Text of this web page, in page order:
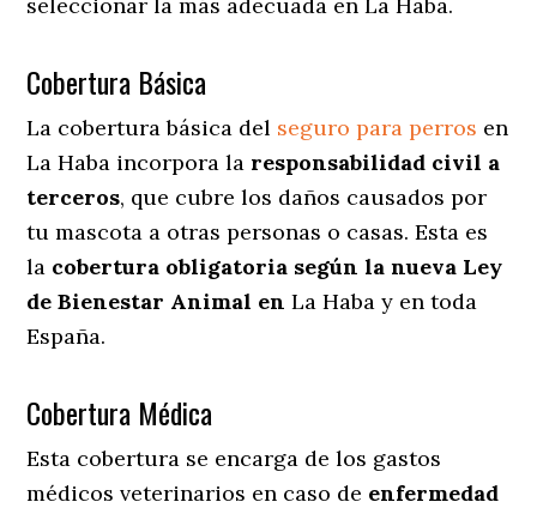
Cobertura Básica
La cobertura básica del seguro para perros en
La Haba incorpora la responsabilidad civil a
terceros, que cubre los daños causados por
tu mascota a otras personas o casas. Esta es
la cobertura obligatoria según la nueva Ley
de Bienestar Animal enLa Haba y en toda
España.
Cobertura Médica
Esta cobertura se encarga de los gastos
médicos veterinarios en caso de enfermedad